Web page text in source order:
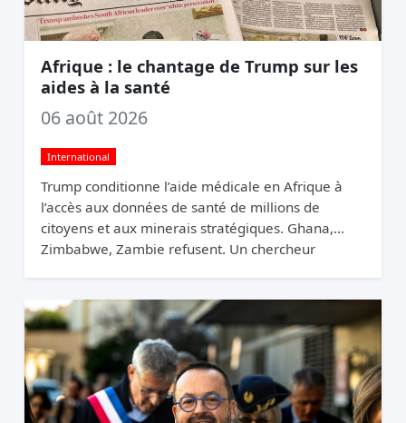
Afrique : le chantage de Trump sur les
aides à la santé
06 août 2026
International
Trump conditionne l’aide médicale en Afrique à
l’accès aux données de santé de millions de
citoyens et aux minerais stratégiques. Ghana,
Zimbabwe, Zambie refusent. Un chercheur